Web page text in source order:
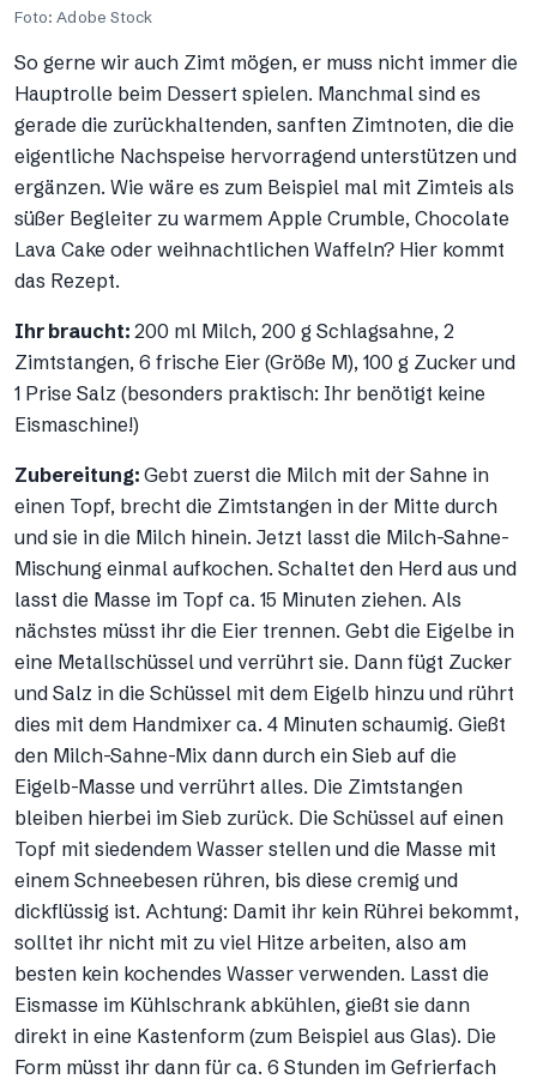
Foto: Adobe Stock
So gerne wir auch Zimt mögen, er muss nicht immer die
Hauptrolle beim Dessert spielen. Manchmal sind es
gerade die zurückhaltenden, sanften Zimtnoten, die die
eigentliche Nachspeise hervorragend unterstützen und
ergänzen. Wie wäre es zum Beispiel mal mit Zimteis als
süßer Begleiter zu warmem Apple Crumble, Chocolate
Lava Cake oder weihnachtlichen Waffeln? Hier kommt
das Rezept.
Ihr braucht: 200 ml Milch, 200 g Schlagsahne, 2
Zimtstangen, 6 frische Eier (Größe M), 100 g Zucker und
1 Prise Salz (besonders praktisch: Ihr benötigt keine
Eismaschine!)
Zubereitung: Gebt zuerst die Milch mit der Sahne in
einen Topf, brecht die Zimtstangen in der Mitte durch
und sie in die Milch hinein. Jetzt lasst die Milch-Sahne-
Mischung einmal aufkochen. Schaltet den Herd aus und
lasst die Masse im Topf ca. 15 Minuten ziehen. Als
nächstes müsst ihr die Eier trennen. Gebt die Eigelbe in
eine Metallschüssel und verrührt sie. Dann fügt Zucker
und Salz in die Schüssel mit dem Eigelb hinzu und rührt
dies mit dem Handmixer ca. 4 Minuten schaumig. Gießt
den Milch-Sahne-Mix dann durch ein Sieb auf die
Eigelb-Masse und verrührt alles. Die Zimtstangen
bleiben hierbei im Sieb zurück. Die Schüssel auf einen
Topf mit siedendem Wasser stellen und die Masse mit
einem Schneebesen rühren, bis diese cremig und
dickflüssig ist. Achtung: Damit ihr kein Rührei bekommt,
solltet ihr nicht mit zu viel Hitze arbeiten, also am
besten kein kochendes Wasser verwenden. Lasst die
Eismasse im Kühlschrank abkühlen, gießt sie dann
direkt in eine Kastenform (zum Beispiel aus Glas). Die
Form müsst ihr dann für ca. 6 Stunden im Gefrierfach